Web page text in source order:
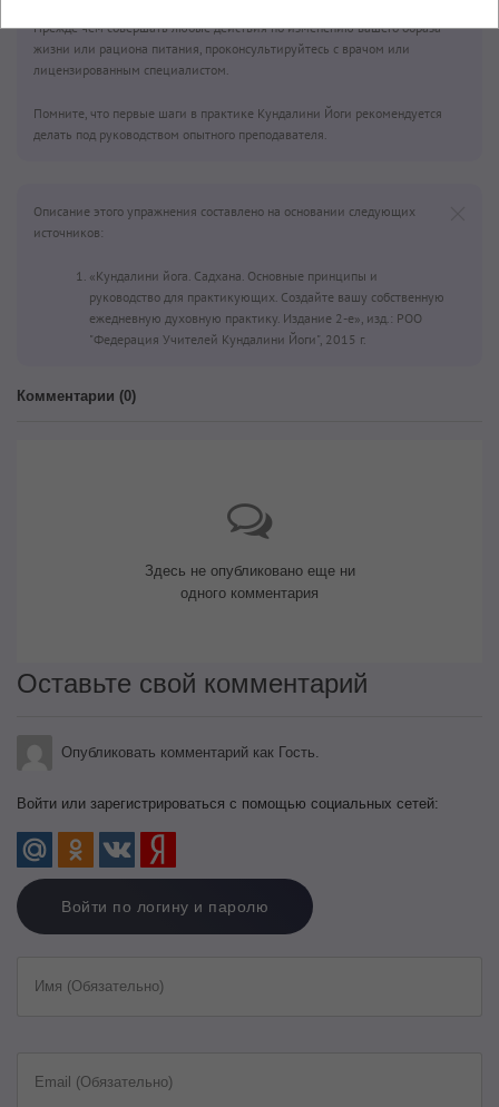
Прежде чем совершать любые действия по изменению вашего образа
жизни или рациона питания, проконсультируйтесь с врачом или
лицензированным специалистом.
Помните, что первые шаги в практике Кундалини Йоги рекомендуется
делать под руководством опытного преподавателя.
Описание этого упражнения составлено на основании следующих
источников:
«Кундалини йога. Садхана. Основные принципы и
руководство для практикующих. Создайте вашу собственную
ежедневную духовную практику. Издание 2-е», изд.: РОО
"Федерация Учителей Кундалини Йоги", 2015 г.
Комментарии (0)
Здесь не опубликовано еще ни
одного комментария
Оставьте свой комментарий
Опубликовать комментарий как Гость.
Войти или зарегистрироваться с помощью социальных сетей:
Войти по логину и паролю
Имя (Обязательно)
Email (Обязательно)